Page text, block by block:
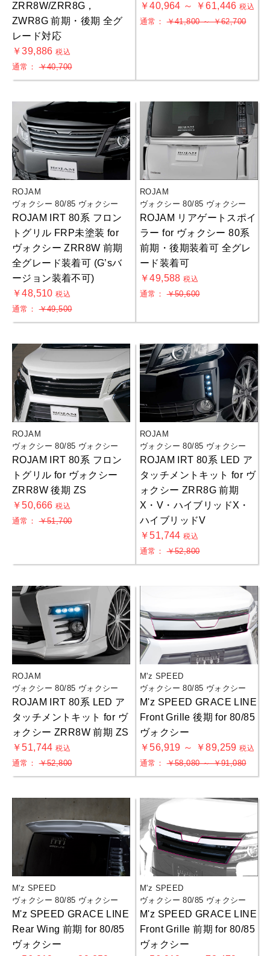
ZRR8W/ZRR8G，
ZWR8G 前期・後期 全グ
レード対応
￥39,886税込
通常：￥40,700
￥40,964 ～ ￥61,446税込
通常：￥41,800 ～ ￥62,700
ROJAM
ヴォクシー 80/85 ヴォクシー
ROJAM IRT 80系 フロン
トグリル FRP未塗装 for
ヴォクシー ZRR8W 前期
全グレード装着可 (G’sバ
ージョン装着不可)
￥48,510税込
通常：￥49,500
ROJAM
ヴォクシー 80/85 ヴォクシー
ROJAM リアゲートスポイ
ラー for ヴォクシー 80系
前期・後期装着可 全グレ
ード装着可
￥49,588税込
通常：￥50,600
ROJAM
ヴォクシー 80/85 ヴォクシー
ROJAM IRT 80系 フロン
トグリル for ヴォクシー
ZRR8W 後期 ZS
￥50,666税込
通常：￥51,700
ROJAM
ヴォクシー 80/85 ヴォクシー
ROJAM IRT 80系 LED ア
タッチメントキット for ヴ
ォクシー ZRR8G 前期
X・V・ハイブリッドX・
ハイブリッドV
￥51,744税込
通常：￥52,800
ROJAM
ヴォクシー 80/85 ヴォクシー
ROJAM IRT 80系 LED ア
タッチメントキット for ヴ
ォクシー ZRR8W 前期 ZS
￥51,744税込
通常：￥52,800
M'z SPEED
ヴォクシー 80/85 ヴォクシー
M'z SPEED GRACE LINE
Front Grille 後期 for 80/85
ヴォクシー
￥56,919 ～ ￥89,259税込
通常：￥58,080 ～ ￥91,080
M'z SPEED
ヴォクシー 80/85 ヴォクシー
M'z SPEED GRACE LINE
Rear Wing 前期 for 80/85
ヴォクシー
M'z SPEED
ヴォクシー 80/85 ヴォクシー
M'z SPEED GRACE LINE
Front Grille 前期 for 80/85
ヴォクシー